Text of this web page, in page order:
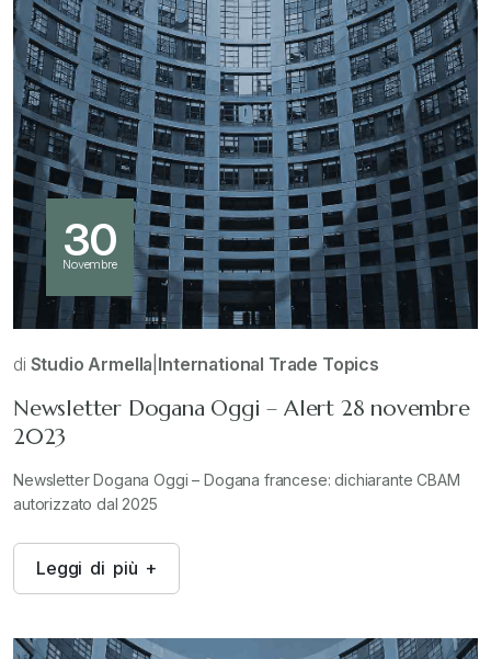
30
Novembre
di Studio Armella International Trade Topics
Newsletter Dogana Oggi – Alert 28 novembre
2023
Newsletter Dogana Oggi – Dogana francese: dichiarante CBAM
autorizzato dal 2025
Leggi di più +